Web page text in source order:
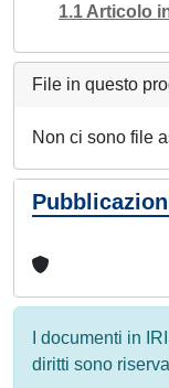
1.1 Articolo
File in questo
Non ci sono file
I documenti in
diritti sono